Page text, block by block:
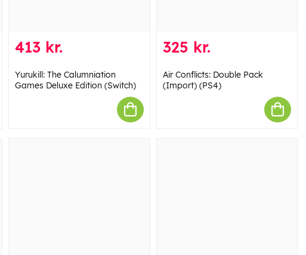
413 kr.
Yurukill: The Calumniation
Games Deluxe Edition (Switch)
325 kr.
Air Conflicts: Double Pack
(Import) (PS4)